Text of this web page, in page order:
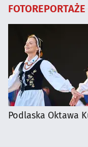
FOTOREPORTAŻE
Podlaska Oktawa